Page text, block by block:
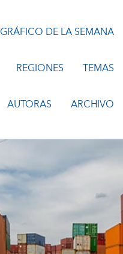
GRÁFICO DE LA SEMANA
REGIONES TEMAS
AUTORAS ARCHIVO